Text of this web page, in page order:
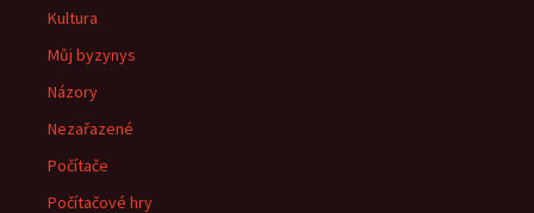
Kultura
Můj byzynys
Názory
Nezařazené
Počítače
Počítačové hry